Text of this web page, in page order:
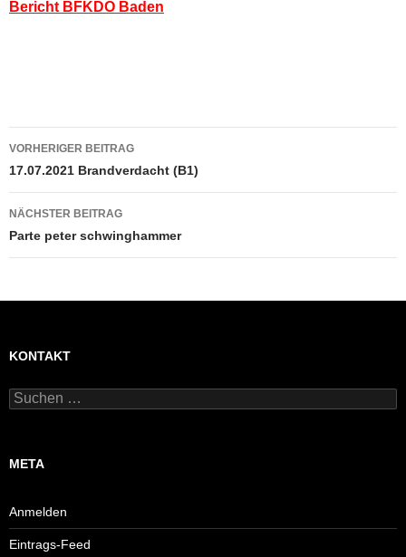
Bericht BFKDO Baden
Beitragsnavigation
VORHERIGER BEITRAG
17.07.2021 Brandverdacht (B1)
NÄCHSTER BEITRAG
Parte peter schwinghammer
KONTAKT
Suchen
nach:
META
Anmelden
Eintrags-Feed